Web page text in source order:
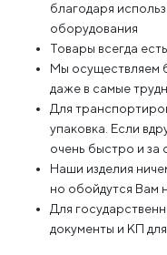
благодаря
оборудования
Товары всегда
Мы осуществляем
даже в самые
Для
упаковка. Если
очень быстро и за
Наши изделия
но обойдутся Вам
Для
документы и КП